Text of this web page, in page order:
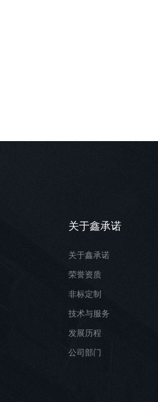
关于鑫承诺
关于鑫承诺
荣誉资质
非标定制
技术与服务
发展历程
公司部门